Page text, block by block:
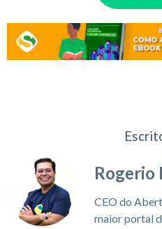
Rogerio
CEO do
maior portal